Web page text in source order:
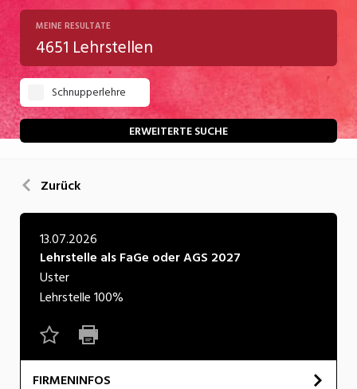
2028
Chemie/Pharma
Gastgewerbe
Gesundheit/Pflege/Soziales
Handwerk/Technik
Kultur
Natur
Verkehr/Logistik
Wirtschaft/Verwaltung
MEINE RESULTATE
4651 Lehrstellen
Schnupperlehre
ERWEITERTE SUCHE
Zurück
13.07.2026
Lehrstelle als FaGe oder AGS 2027
Uster
Lehrstelle100%
FIRMENINFOS